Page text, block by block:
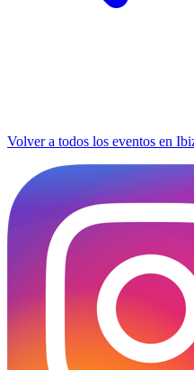
Volver a todos los eventos en